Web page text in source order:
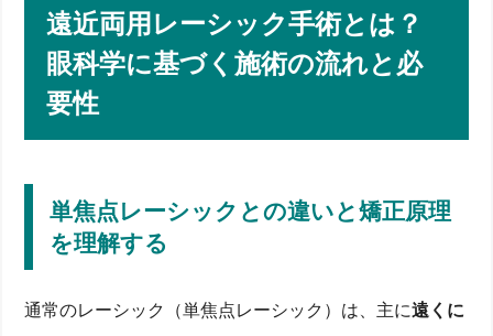
遠近両用レーシック手術とは？
眼科学に基づく施術の流れと必
要性
単焦点レーシックとの違いと矯正原理
を理解する
通常のレーシック（単焦点レーシック）は、主に遠くに